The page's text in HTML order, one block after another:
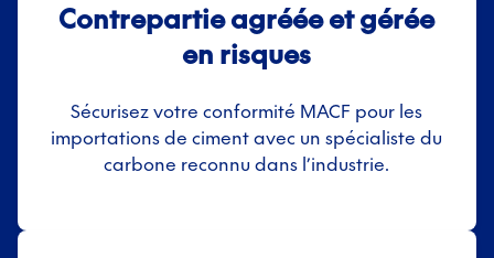
Contrepartie agréée et gérée
en risques
Sécurisez votre conformité MACF pour les
importations de ciment avec un spécialiste du
carbone reconnu dans l’industrie.